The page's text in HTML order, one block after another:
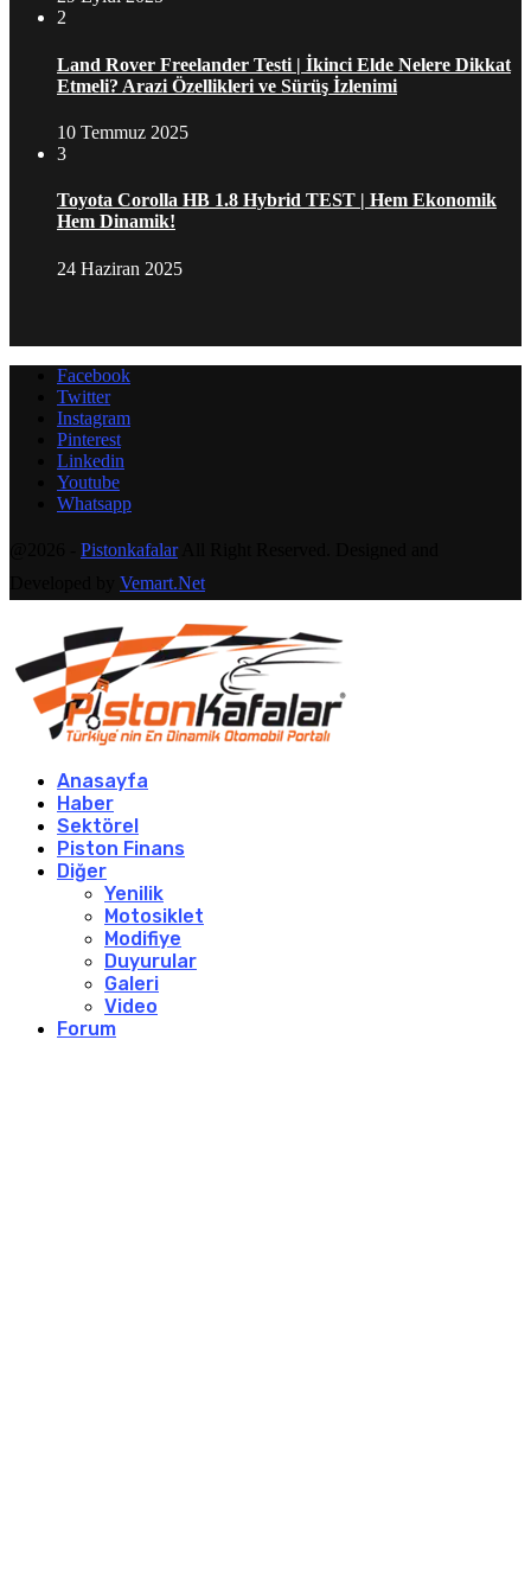
2
Land Rover Freelander Testi | İkinci Elde Nelere Dikkat
Etmeli? Arazi Özellikleri ve Sürüş İzlenimi
10 Temmuz 2025
3
Toyota Corolla HB 1.8 Hybrid TEST | Hem Ekonomik
Hem Dinamik!
24 Haziran 2025
Facebook
Twitter
Instagram
Pinterest
Linkedin
Youtube
Whatsapp
PistonkafalarAll Right Reserved. Designed and
Vemart.Net
Anasayfa
Haber
Sektörel
Piston Finans
Diğer
Yenilik
Motosiklet
Modifiye
Duyurular
Galeri
Video
Forum